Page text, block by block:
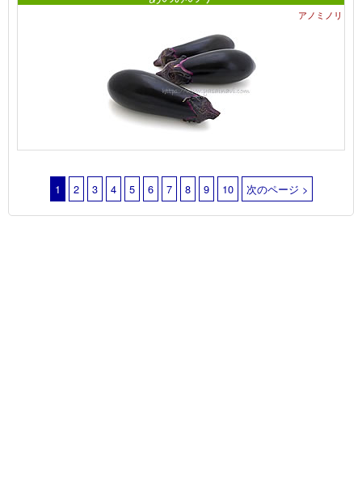
アノミノリ
1 2 3 4 5 6 7 8 9 10 次のページ >